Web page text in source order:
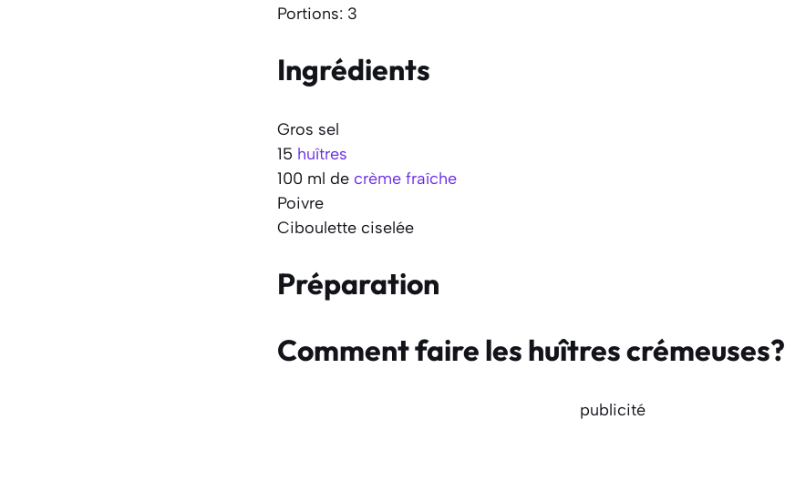
Portions: 3
Ingrédients
Gros sel
15 huîtres
100 ml de crème fraîche
Poivre
Ciboulette ciselée
Préparation
Comment faire les huîtres crémeuses?
publicité